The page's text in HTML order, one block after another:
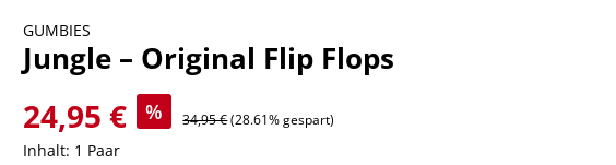
GUMBIES
Jungle – Original Flip Flops
24,95 € % 34,95 €(28.61% gespart)
Inhalt: 1 Paar